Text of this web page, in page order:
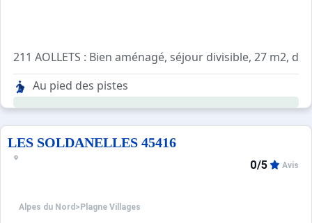
211 AOLLETS : Bien aménagé, séjour divisible, 27 m2,
2 petits balcons exposé Est vue Plagne Soleil
Séjour : 1 canapé clic clac 2 personnes. TV
Coin nuit avec cloison bois : 2 lits superposés
Salle de bains : Baignoire, lavabo. WC séparés
Coin cuisine : 2 plaques électriques, réfrigérateur,
Au pied des pistes
LES SOLDANELLES 45416
Alpes du Nord > Plagne Villages
0/5 Avis